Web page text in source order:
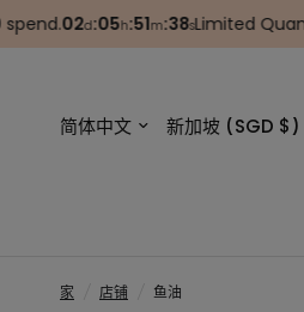
02d:05h:51m:38sLimited Quantity
更
新
更
新
家 店铺 鱼油